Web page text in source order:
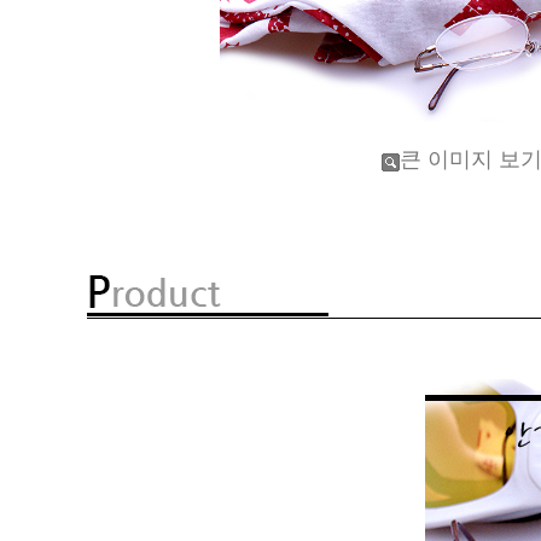
큰 이미지 보기